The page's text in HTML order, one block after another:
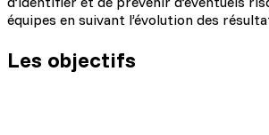
équipes en suivant l’évolution des
Les objectifs